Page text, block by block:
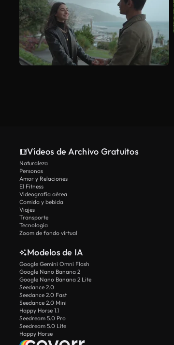
Vídeos de Archivo Gratuitos
Naturaleza
Personas
Amor y Relaciones
El Fitness
Videografía aérea
Comida y bebida
Viajes
Transporte
Tecnología
Zoom de fondo virtual
Modelos de IA
Google Gemini Omni Flash
Google Nano Banana 2
Google Nano Banana 2 Lite
Seedance 2.0
Seedance 2.0 Fast
Seedance 2.0 Mini
Happy Horse 1.1
Seedream 5.0 Pro
Seedream 5.0 Lite
Happy Horse